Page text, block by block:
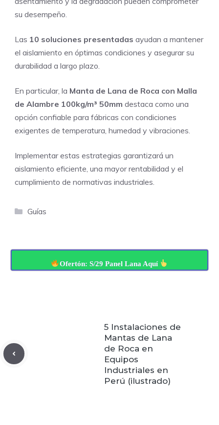
su desempeño.
Las 10 soluciones presentadas ayudan a mantener
el aislamiento en óptimas condiciones y asegurar su
durabilidad a largo plazo.
En particular, la Manta de Lana de Roca con Malla
de Alambre 100kg/m³ 50mm destaca como una
opción confiable para fábricas con condiciones
exigentes de temperatura, humedad y vibraciones.
Implementar estas estrategias garantizará un
aislamiento eficiente, una mayor rentabilidad y el
cumplimiento de normativas industriales.
Categorías
Guías
Ofertón: S/29 Panel Lana Aquí
5 Instalaciones de
Mantas de Lana
de Roca en
Equipos
Industriales en
Perú (ilustrado)